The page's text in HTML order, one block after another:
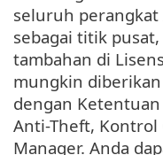
seluruh perangkat
sebagai titik
tambahan di
mungkin diberikan
dengan Ketentuan
Anti-Theft, Kontrol
Manager. Anda